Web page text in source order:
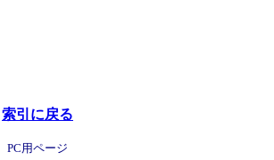
索引に戻る
PC用ページ